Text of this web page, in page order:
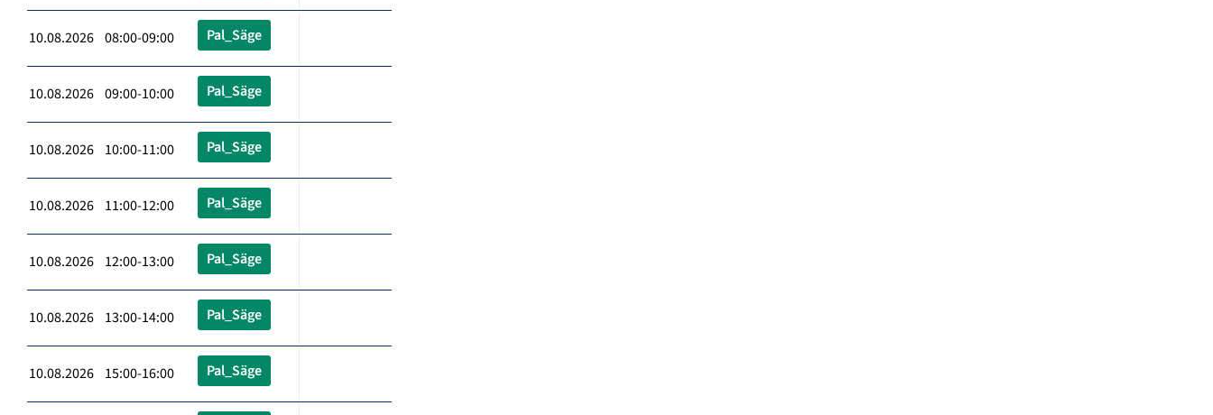
10.08.2026 08:00-09:00 Pal_Säge
10.08.2026 09:00-10:00 Pal_Säge
10.08.2026 10:00-11:00 Pal_Säge
10.08.2026 11:00-12:00 Pal_Säge
10.08.2026 12:00-13:00 Pal_Säge
10.08.2026 13:00-14:00 Pal_Säge
10.08.2026 15:00-16:00 Pal_Säge